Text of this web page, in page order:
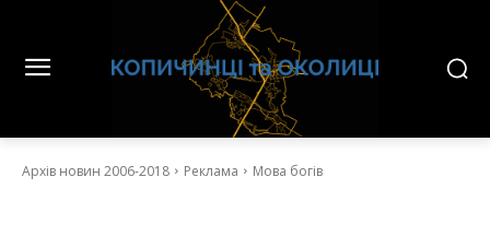
Архів новин 2006-2018 Реклама Мова богів